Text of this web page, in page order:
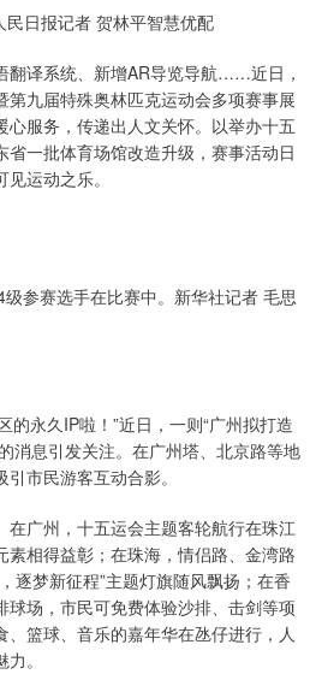
日报记者 贺林平智慧优配
翻译系统、新增AR导览导航……近日，
第九届特殊奥林匹克运动会多项赛事展
心服务，传递出人文关怀。以举办十五
一批体育场馆改造升级，赛事活动日
运动之乐。
参赛选手在比赛中。新华社记者 毛思
的永久IP啦！”近日，一则“广州拟打造
消息引发关注。在广州塔、北京路等地
市民游客互动合影。
在广州，十五运会主题客轮航行在珠江
素相得益彰；在珠海，情侣路、金湾路
逐梦新征程”主题灯旗随风飘扬；在香
球场，市民可免费体验沙排、击剑等项
、篮球、音乐的嘉年华在氹仔进行，人
。